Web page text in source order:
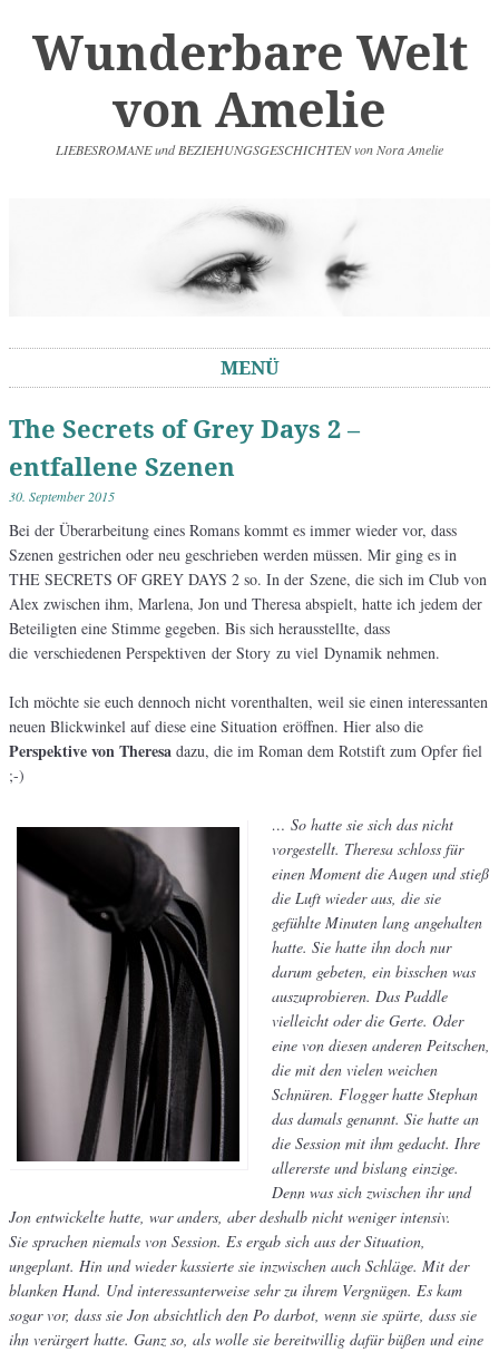
Wunderbare Welt
von Amelie
LIEBESROMANE und BEZIEHUNGSGESCHICHTEN von Nora Amelie
MENÜ
The Secrets of Grey Days 2 –
entfallene Szenen
30. September 2015
Bei der Überarbeitung eines Romans kommt es immer wieder vor, dass
Szenen gestrichen oder neu geschrieben werden müssen. Mir ging es in
THE SECRETS OF GREY DAYS 2 so. In der Szene, die sich im Club von
Alex zwischen ihm, Marlena, Jon und Theresa abspielt, hatte ich jedem der
Beteiligten eine Stimme gegeben. Bis sich herausstellte, dass
die verschiedenen Perspektiven der Story zu viel Dynamik nehmen.
Ich möchte sie euch dennoch nicht vorenthalten, weil sie einen interessanten
neuen Blickwinkel auf diese eine Situation eröffnen. Hier also die
Perspektive von Theresa dazu, die im Roman dem Rotstift zum Opfer fiel
;-)
… So hatte sie sich das nicht
vorgestellt. Theresa schloss für
einen Moment die Augen und stieß
die Luft wieder aus, die sie
gefühlte Minuten lang angehalten
hatte. Sie hatte ihn doch nur
darum gebeten, ein bisschen was
auszuprobieren. Das Paddle
vielleicht oder die Gerte. Oder
eine von diesen anderen Peitschen,
die mit den vielen weichen
Schnüren. Flogger hatte Stephan
das damals genannt. Sie hatte an
die Session mit ihm gedacht. Ihre
allererste und bislang einzige.
Denn was sich zwischen ihr und
Jon entwickelte hatte, war anders, aber deshalb nicht weniger intensiv.
Sie sprachen niemals von Session. Es ergab sich aus der Situation,
ungeplant. Hin und wieder kassierte sie inzwischen auch Schläge. Mit der
blanken Hand. Und interessanterweise sehr zu ihrem Vergnügen. Es kam
sogar vor, dass sie Jon absichtlich den Po darbot, wenn sie spürte, dass sie
ihn verärgert hatte. Ganz so, als wolle sie bereitwillig dafür büßen und eine